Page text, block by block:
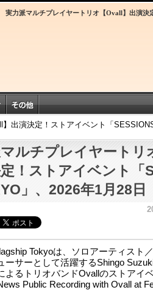
実力派マルチプレイヤートリオ【Ovall】出演決
出演決定！ストアイベント「
ルチプレイヤートリ
！ストアイベント「
」、2026年1月28日
Tokyoは、ソロアーティスト
ーサーとして活躍するShingo
よるトリオバンドOvallのストアイ
Public Recording with Ovall at